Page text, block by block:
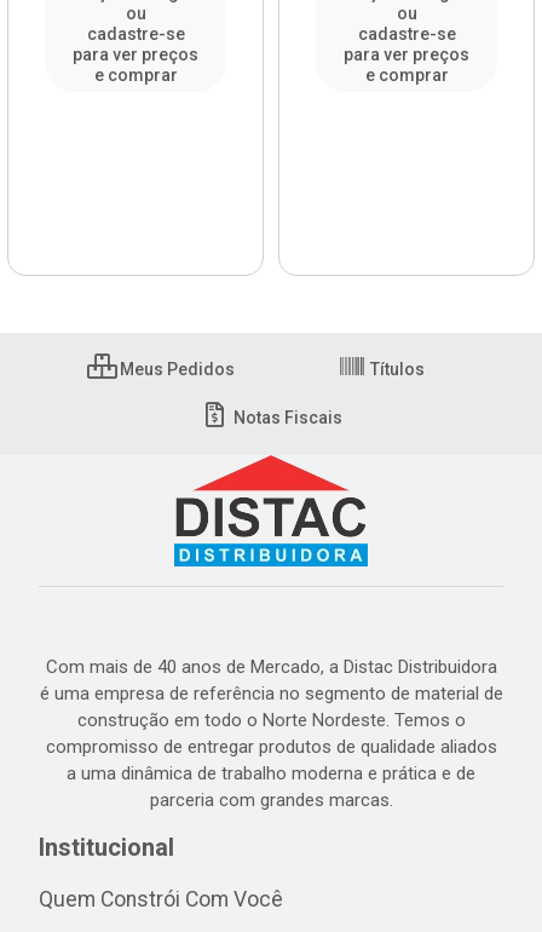
ou
cadastre-se
para ver preços
e comprar
ou
cadastre-se
para ver preços
e comprar
Meus Pedidos Títulos
Notas Fiscais
Com mais de 40 anos de Mercado, a Distac Distribuidora
é uma empresa de referência no segmento de material de
construção em todo o Norte Nordeste. Temos o
compromisso de entregar produtos de qualidade aliados
a uma dinâmica de trabalho moderna e prática e de
parceria com grandes marcas.
Institucional
Quem Constrói Com Você